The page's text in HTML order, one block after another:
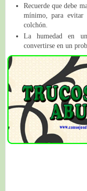
Recuerde que debe
mínimo, para
colchón.
La humedad en
convertirse en un